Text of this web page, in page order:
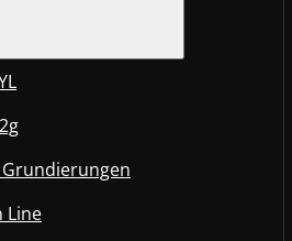
Line